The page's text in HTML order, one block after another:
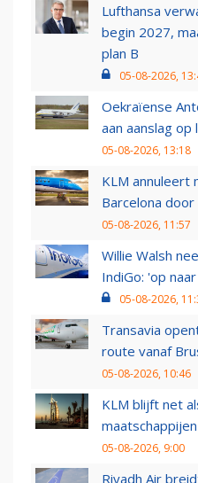
Lufthansa
begin 2027,
plan B
05-08-2026,
Oekraïense
aan aanslag op
05-08-2026, 13:18
KLM annuleert
Barcelona
05-08-2026, 11:57
Willie Walsh
IndiGo: 'op
05-08-2026,
Transavia
route vanaf
05-08-2026, 10:46
KLM blijft net
05-08-2026, 9:00
Riyadh Air